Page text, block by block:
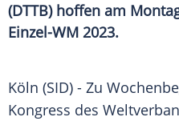
(DTTB) hoffen am
Einzel-WM 2023.
Köln (SID) - Zu
Kongress des